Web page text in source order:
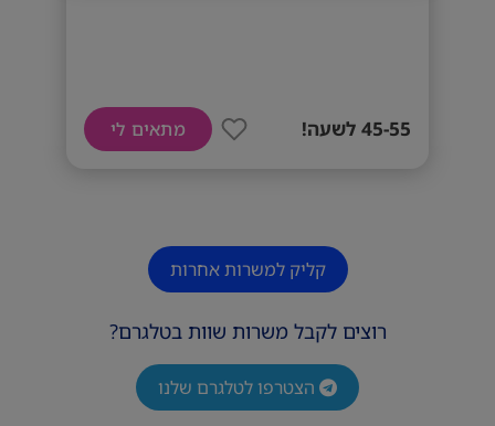
45-55 לשעה! מתאים לי
קליק למשרות אחרות
רוצים לקבל משרות שוות בטלגרם?
הצטרפו לטלגרם שלנו